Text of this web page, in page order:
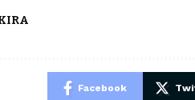
Facebook